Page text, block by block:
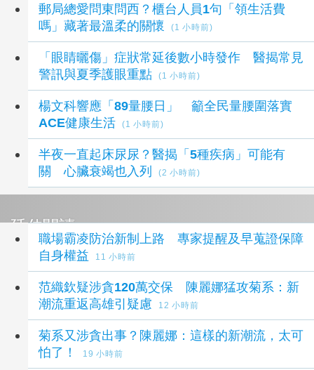
郵局總愛問東問西？櫃台人員1句「領生活費
嗎」藏著最溫柔的關懷
(1 小時前)
「眼睛曬傷」症狀常延後數小時發作 醫揭常見
警訊與夏季護眼重點
(1 小時前)
楊文科響應「89量腰日」 籲全民量腰圍落實
ACE健康生活
(1 小時前)
半夜一直起床尿尿？醫揭「5種疾病」可能有
關 心臟衰竭也入列
(2 小時前)
延伸閱讀
職場霸凌防治新制上路 專家提醒及早蒐證保障
自身權益
11 小時前
范織欽疑涉貪120萬交保 陳麗娜猛攻菊系：新
潮流重返高雄引疑慮
12 小時前
菊系又涉貪出事？陳麗娜：這樣的新潮流，太可
怕了！
19 小時前